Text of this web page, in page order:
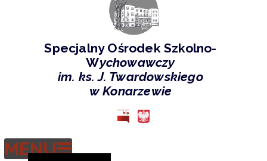
Specjalny Ośrodek Szkolno-
Wychowawczy
im. ks. J. Twardowskiego
w Konarzewie-
MENU